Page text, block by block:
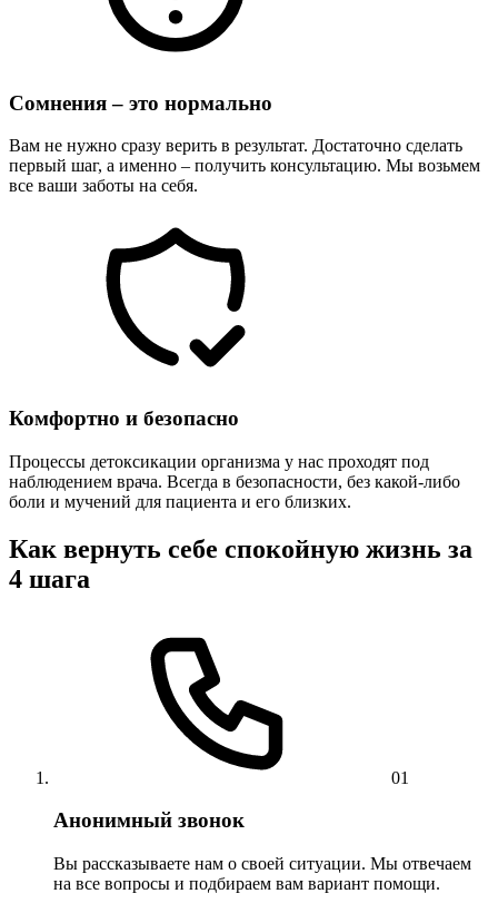
Сомнения – это нормально
Вам не нужно сразу верить в результат. Достаточно сделать
первый шаг, а именно – получить консультацию. Мы возьмем
все ваши заботы на себя.
Комфортно и безопасно
Процессы детоксикации организма у нас проходят под
наблюдением врача. Всегда в безопасности, без какой-либо
боли и мучений для пациента и его близких.
Как вернуть себе спокойную жизнь за
4 шага
01
Анонимный звонок
Вы рассказываете нам о своей ситуации. Мы отвечаем
на все вопросы и подбираем вам вариант помощи.